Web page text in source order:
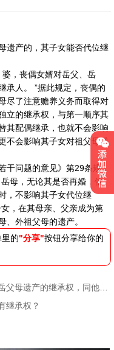
遗产的，其子女能否代位继
，丧偶女婿对岳父、岳
承人。 ”据此规定，丧偶的
尽了注意赡养义务而取得对
立的继承权，与第一顺序其
其配偶继承，也就不会影响
不会影响其子女对祖父母或
干问题的意见》第29条规
母，无论其是否再婚，依
，不影响其子女代位继
，在其母亲、父亲成为第
、外祖父母的遗产。
的"分享"按钮分享给你的
承权，同他们是否再婚有没有关系？
继承权？